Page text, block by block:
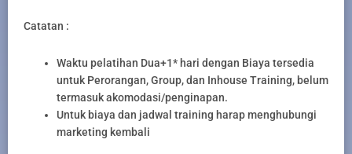
Catatan :
Waktu pelatihan Dua+1* hari dengan Biaya tersedia
untuk Perorangan, Group, dan Inhouse Training, belum
termasuk akomodasi/penginapan.
Untuk biaya dan jadwal training harap menghubungi
marketing kembali